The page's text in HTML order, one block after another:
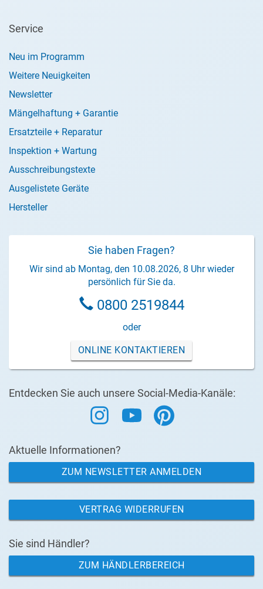
Service
Neu im Programm
Weitere Neuigkeiten
Newsletter
Mängelhaftung + Garantie
Ersatzteile + Reparatur
Inspektion + Wartung
Ausschreibungstexte
Ausgelistete Geräte
Hersteller
Sie haben Fragen?
Wir sind ab Montag, den 10.08.2026, 8 Uhr wieder
persönlich für Sie da.
0800 2519844
oder
ONLINE KONTAKTIEREN
Entdecken Sie auch unsere Social-Media-Kanäle:
Aktuelle Informationen?
ZUM NEWSLETTER ANMELDEN
VERTRAG WIDERRUFEN
Sie sind Händler?
ZUM HÄNDLERBEREICH